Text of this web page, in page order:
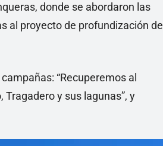
donde se abordaron las
al proyecto de profundización del
“Recuperemos al
y sus lagunas”, y